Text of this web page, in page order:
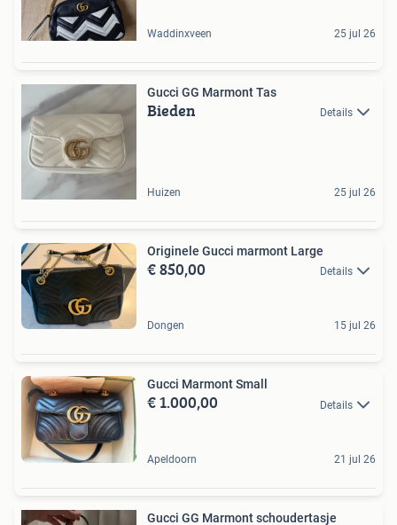
Waddinxveen 25 jul 26
Gucci GG Marmont Tas
Bieden Details
Huizen 25 jul 26
Originele Gucci marmont Large
€ 850,00 Details
Dongen 15 jul 26
Gucci Marmont Small
€ 1.000,00 Details
Apeldoorn 21 jul 26
Gucci GG Marmont schoudertasje